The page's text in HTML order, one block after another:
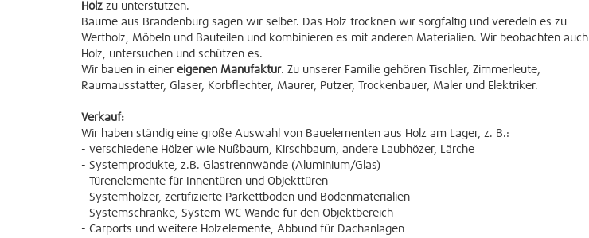
Holz zu unterstützen.
Bäume aus Brandenburg sägen wir selber. Das Holz trocknen wir sorgfältig und veredeln es zu
Wertholz, Möbeln und Bauteilen und kombinieren es mit anderen Materialien. Wir beobachten auch
Holz, untersuchen und schützen es.
Wir bauen in einer eigenen Manufaktur. Zu unserer Familie gehören Tischler, Zimmerleute,
Raumausstatter, Glaser, Korbflechter, Maurer, Putzer, Trockenbauer, Maler und Elektriker.
Verkauf:
Wir haben ständig eine große Auswahl von Bauelementen aus Holz am Lager, z. B.:
- verschiedene Hölzer wie Nußbaum, Kirschbaum, andere Laubhözer, Lärche
- Systemprodukte, z.B. Glastrennwände (Aluminium/Glas)
- Türenelemente für Innentüren und Objekttüren
- Systemhölzer, zertifizierte Parkettböden und Bodenmaterialien
- Systemschränke, System-WC-Wände für den Objektbereich
- Carports und weitere Holzelemente, Abbund für Dachanlagen